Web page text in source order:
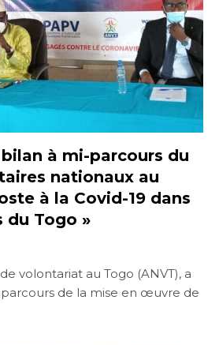
bilan à mi-parcours du
nationaux au
à la Covid-19 dans
du Togo »
volontariat au Togo (ANVT), a
de la mise en œuvre de